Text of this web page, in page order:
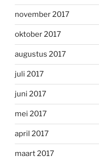
november 2017
oktober 2017
augustus 2017
juli 2017
juni 2017
mei 2017
april 2017
maart 2017